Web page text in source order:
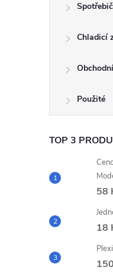
Chladicí
Použité
TOP 3
58
18